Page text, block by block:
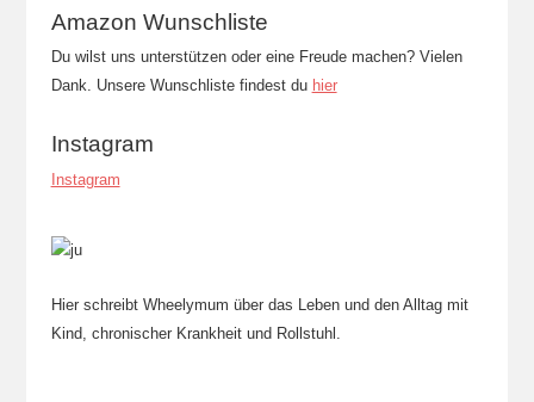
Amazon Wunschliste
Du wilst uns unterstützen oder eine Freude machen? Vielen
Dank. Unsere Wunschliste findest du hier
Instagram
Instagram
Hier schreibt Wheelymum über das Leben und den Alltag mit
Kind, chronischer Krankheit und Rollstuhl.